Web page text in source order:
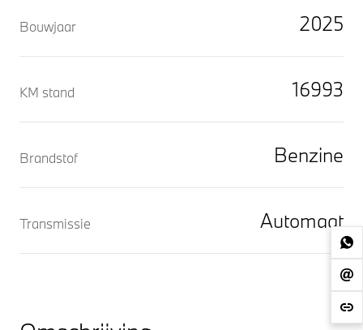
2025
Bouwjaar
16993
KM stand
Benzine
Brandstof
Automaat
Transmissie